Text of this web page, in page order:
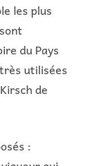
les plus
du Pays
utilisées
de
: